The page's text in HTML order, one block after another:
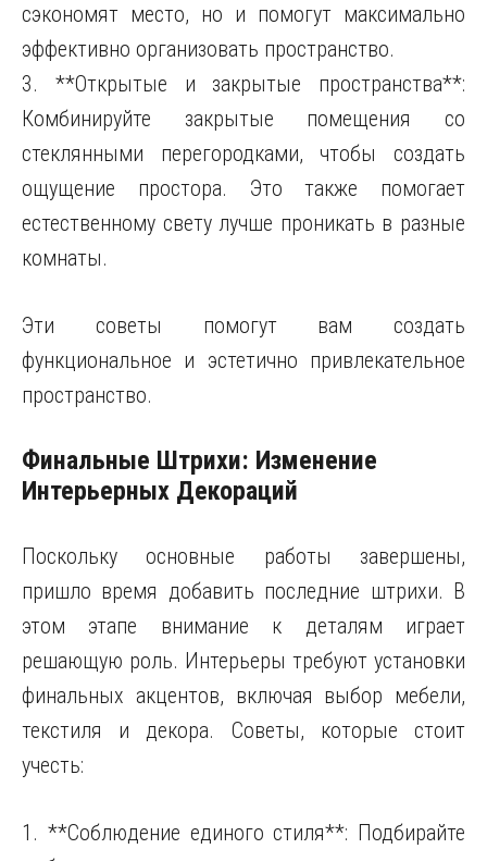
сэкономят место, но и помогут максимально
эффективно организовать пространство.
3. **Открытые и закрытые пространства**:
Комбинируйте закрытые помещения со
стеклянными перегородками, чтобы создать
ощущение простора. Это также помогает
естественному свету лучше проникать в разные
комнаты.
Эти советы помогут вам создать
функциональное и эстетично привлекательное
пространство.
Финальные Штрихи: Изменение
Интерьерных Декораций
Поскольку основные работы завершены,
пришло время добавить последние штрихи. В
этом этапе внимание к деталям играет
решающую роль. Интерьеры требуют установки
финальных акцентов, включая выбор мебели,
текстиля и декора. Советы, которые стоит
учесть:
1. **Соблюдение единого стиля**: Подбирайте